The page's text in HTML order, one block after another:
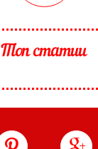
Топ статии